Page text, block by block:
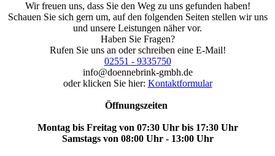
Wir freuen uns, dass Sie den Weg zu uns gefunden haben!
Schauen Sie sich gern um, auf den folgenden Seiten stellen wir uns
und unsere Leistungen näher vor.
Haben Sie Fragen?
Rufen Sie uns an oder schreiben eine E-Mail!
02551 - 9335750
info@doennebrink-gmbh.de
oder klicken Sie hier: Kontaktformular
Öffnungszeiten
Montag bis Freitag von 07:30 Uhr bis 17:30 Uhr
Samstags von 08:00 Uhr - 13:00 Uhr